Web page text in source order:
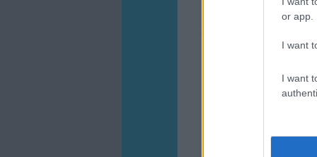
or app.
I want
I want